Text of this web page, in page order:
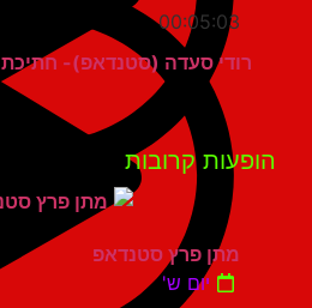
00:05:03
רודי סעדה (סטנדאפ)- חתיכת תאונה
קרובות
מתן פרץ סטנדאפ
יום ש'